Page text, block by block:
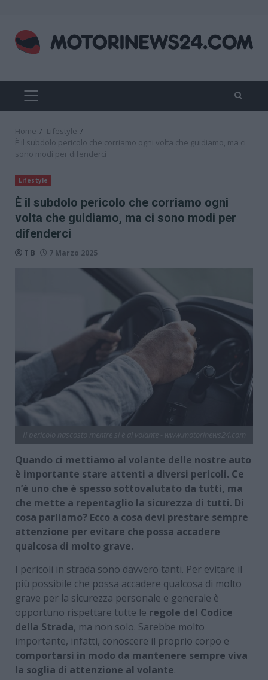
content
PRIMARY
MENU
Home
Lifestyle
È il subdolo pericolo che corriamo ogni volta che guidiamo, ma ci
sono modi per difenderci
Lifestyle
È il subdolo pericolo che corriamo ogni
volta che guidiamo, ma ci sono modi per
difenderci
T B 7 Marzo 2025
Quando ci mettiamo al volante delle nostre auto
è importante stare attenti a diversi pericoli. Ce
n’è uno che è spesso sottovalutato da tutti, ma
che mette a repentaglio la sicurezza di tutti. Di
cosa parliamo? Ecco a cosa devi prestare sempre
attenzione per evitare che possa accadere
qualcosa di molto grave.
I pericoli in strada sono davvero tanti. Per evitare il
più possibile che possa accadere qualcosa di molto
grave per la sicurezza personale e generale è
opportuno rispettare tutte le regole del Codice
della Strada, ma non solo. Sarebbe molto
importante, infatti, conoscere il proprio corpo e
comportarsi in modo da mantenere sempre viva
la soglia di attenzione al volante.